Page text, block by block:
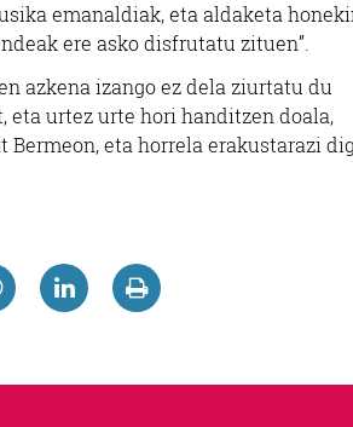
emanaldiak, eta aldaketa
ere asko disfrutatu zituen”.
azkena izango ez dela ziurtatu du
eta urtez urte hori handitzen doala,
eta horrela erakustarazi